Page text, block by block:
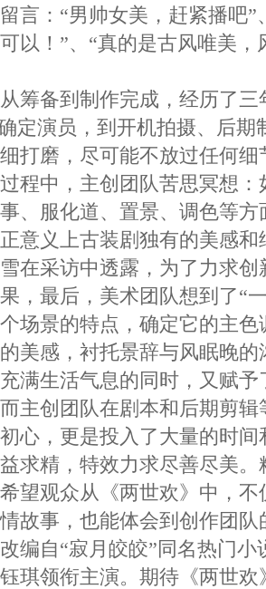
言：“男帅女美，赶紧播吧”
以！”、“真的是古风唯美，
备到制作完成，经历了三
定演员，到开机拍摄、后期
打磨，尽可能不放过任何
程中，主创团队苦思冥想
、服化道、置景、调色等
意义上古装剧独有的美感和
采访中透露，为了力求创
，最后，美术团队想到了“
场景的特点，确定它的主
美感，衬托景辞与风眠晚
满生活气息的同时，又赋予
主创团队在剧本和后期剪
心，更是投入了大量的时
求精，特效力求尽善尽美
望观众从《两世欢》中，
故事，也能体会到创作团队
自“寂月皎皎”同名热门小
琪领衔主演。期待《两世